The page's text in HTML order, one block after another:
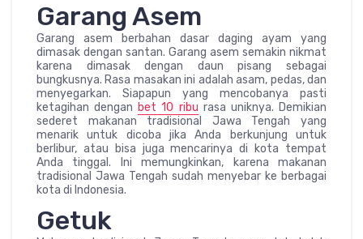
Garang Asem
Garang asem berbahan dasar daging ayam yang
dimasak dengan santan. Garang asem semakin nikmat
karena dimasak dengan daun pisang sebagai
bungkusnya. Rasa masakan ini adalah asam, pedas, dan
menyegarkan. Siapapun yang mencobanya pasti
ketagihan denganbet 10 ribu rasa uniknya. Demikian
sederet makanan tradisional Jawa Tengah yang
menarik untuk dicoba jika Anda berkunjung untuk
berlibur, atau bisa juga mencarinya di kota tempat
Anda tinggal. Ini memungkinkan, karena makanan
tradisional Jawa Tengah sudah menyebar ke berbagai
kota di Indonesia.
Getuk